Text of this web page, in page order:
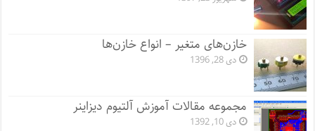
خازن‌های متغیر – انواع خازن‌ها
دی 28, 1396
مجموعه مقالات آموزش آلتیوم دیزاینر
دی 10, 1392